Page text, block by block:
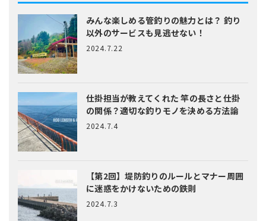
みんな楽しめる管釣りの魅力とは？ 釣り
以外のサービスも見逃せない！
2024.7.22
仕掛担当が教えてくれた竿の長さと仕掛
の関係？適切な釣りモノを決める方法論
2024.7.4
【第2回】堤防釣りのルールとマナー周囲
に迷惑をかけないための鉄則
2024.7.3